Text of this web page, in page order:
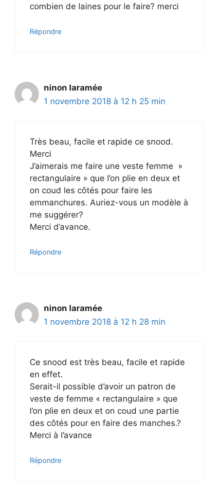
combien de laines pour le faire? merci
Répondre
ninon laramée
1 novembre 2018 à 12 h 25 min
Très beau, facile et rapide ce snood.
Merci
J’aimerais me faire une veste femme »
rectangulaire » que l’on plie en deux et
on coud les côtés pour faire les
emmanchures. Auriez-vous un modèle à
me suggérer?
Merci d’avance.
Répondre
ninon laramée
1 novembre 2018 à 12 h 28 min
Ce snood est très beau, facile et rapide
en effet.
Serait-il possible d’avoir un patron de
veste de femme « rectangulaire » que
l’on plie en deux et on coud une partie
des côtés pour en faire des manches.?
Merci à l’avance
Répondre